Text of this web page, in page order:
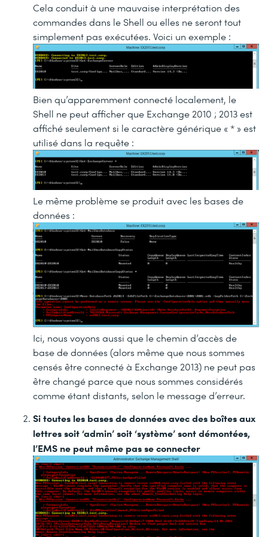
Cela conduit à une mauvaise interprétation des
commandes dans le Shell ou elles ne seront tout
simplement pas exécutées. Voici un exemple :
Bien qu’apparemment connecté localement, le
Shell ne peut afficher que Exchange 2010 ; 2013 est
affiché seulement si le caractère générique « * » est
utilisé dans la requête :
Le même problème se produit avec les bases de
données :
Ici, nous voyons aussi que le chemin d’accès de
base de données (alors même que nous sommes
censés être connecté à Exchange 2013) ne peut pas
être changé parce que nous sommes considérés
comme étant distants, selon le message d’erreur.
Si toutes les bases de données avec des boîtes aux
lettres soit ‘admin’ soit ‘système’ sont démontées,
l’EMS ne peut même pas se connecter